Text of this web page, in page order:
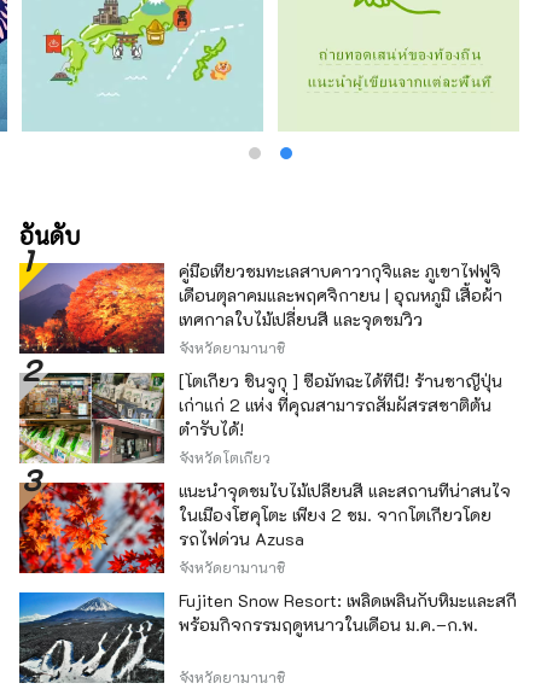
อันดับ
คู่มือเที่ยวชมทะเลสาบคาวากุจิและ ภูเขาไฟฟูจิ
เดือนตุลาคมและพฤศจิกายน | อุณหภูมิ เสื้อผ้า
เทศกาลใบไม้เปลี่ยนสี และจุดชมวิว
จังหวัดยามานาชิ
[โตเกียว ชินจูกุ ] ซื้อมัทฉะได้ที่นี่! ร้านชาญี่ปุ่น
เก่าแก่ 2 แห่ง ที่คุณสามารถสัมผัสรสชาติต้น
ตำรับได้!
จังหวัดโตเกียว
แนะนำจุดชมใบไม้เปลี่ยนสี และสถานที่น่าสนใจ
ในเมืองโฮคุโตะ เพียง 2 ชม. จากโตเกียวโดย
รถไฟด่วน Azusa
จังหวัดยามานาชิ
Fujiten Snow Resort: เพลิดเพลินกับหิมะและสกี
พร้อมกิจกรรมฤดูหนาวในเดือน ม.ค.–ก.พ.
จังหวัดยามานาชิ